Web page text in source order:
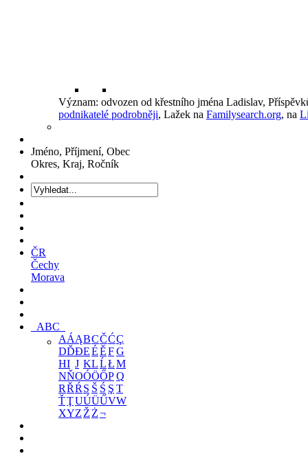
Význam: odvozen od křestního jména Ladislav,
podnikatelé podrobněji, Lažek na Familysearch.org, na
Jméno, Příjmení, Obec
Okres, Kraj, Ročník
ČR
Čechy
Morava
ABC
AÁĄBCČĆÇ
DĎĐEÉĚFG
HI J KLĹŁM
NŇOÓÖŐPQ
RŘŔ S Š Ś Ş T
ŤŢUÚÜŰVW
XYZ Ž Ż¬